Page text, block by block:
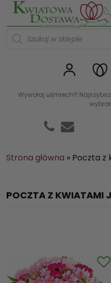
Wywołaj uśmiech!!!
W
d
u
w
Strona główna » Poczta z
POCZTA Z KWIATAMI